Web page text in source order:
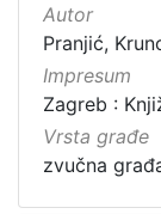
Autor
Pranjić,
Impresum
Zagreb :
Vrsta građe
zvučna